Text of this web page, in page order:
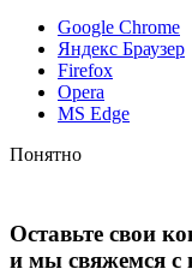
Google Chrome
Яндекс Браузер
Firefox
Opera
MS Edge
Понятно
Оставьте свои
и мы свяжемся с